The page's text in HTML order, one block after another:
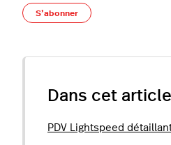
S’abonner
Dans cet article
PDV Lightspeed